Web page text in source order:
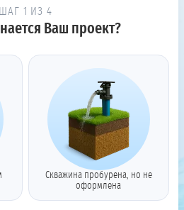
ШАГ 1 ИЗ 4
Ваш проект?
Скважина пробурена, но не
оформлена